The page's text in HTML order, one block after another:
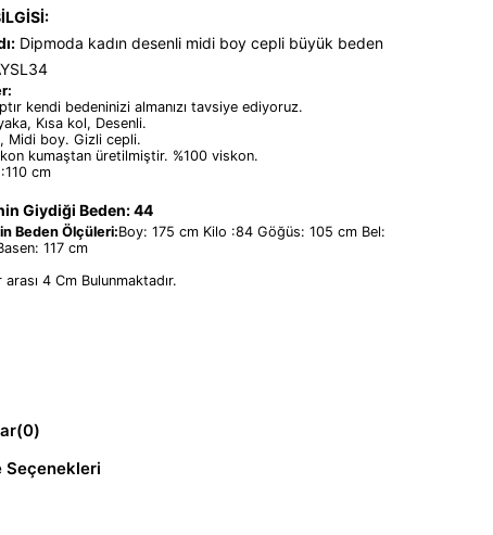
Dipmoda kadın desenli midi boy cepli büyük beden
kendi bedeninizi almanızı tavsiye ediyoruz.
Kısa kol, Desenli.
Midi boy. Gizli cepli.
kumaştan üretilmiştir. %100 viskon.
cm
Giydiği Beden: 44
Beden Ölçüleri:Boy: 175 cm Kilo :84 Göğüs: 105 cm Bel:
117 cm
arası 4 Cm Bulunmaktadır.
(0)
Seçenekleri